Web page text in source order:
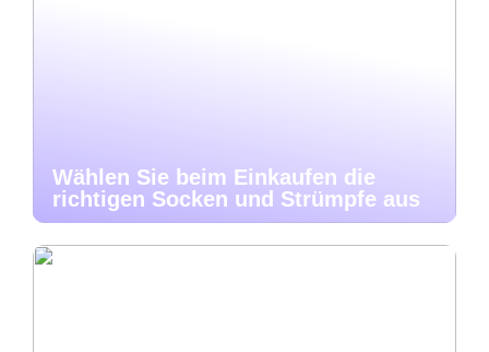
Wählen Sie beim Einkaufen die
richtigen Socken und Strümpfe aus